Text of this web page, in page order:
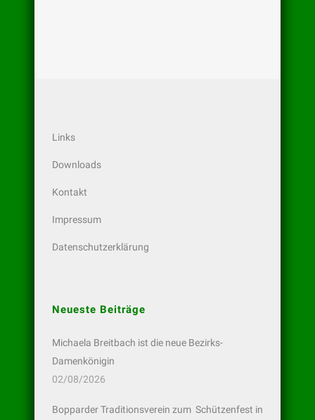
Links
Downloads
Kontakt
Impressum
Datenschutzerklärung
Neueste Beiträge
Michaela Breitbach ist die neue Bezirks-
Damenkönigin
02/08/2026
Bopparder Traditionsverein zum Schützenfest in